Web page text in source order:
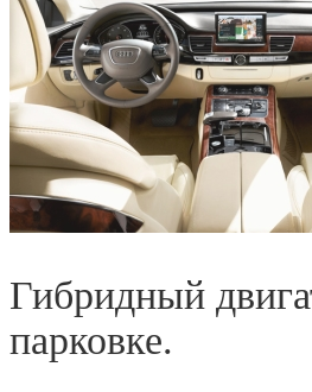
Гибридный
парковке.